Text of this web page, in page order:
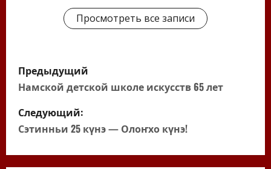
Просмотреть все записи
Н
а
в
и
Предыдущий
Намской детской школе искусств 65 лет
Следующий:
Сэтинньи 25 күнэ — Олоҥхо күнэ!